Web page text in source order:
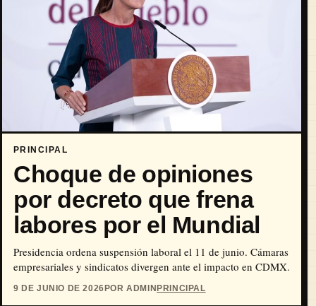
PRINCIPAL
Choque de opiniones
por decreto que frena
labores por el Mundial
Presidencia ordena suspensión laboral el 11 de junio. Cámaras
empresariales y sindicatos divergen ante el impacto en CDMX.
9 DE JUNIO DE 2026POR ADMINPRINCIPAL